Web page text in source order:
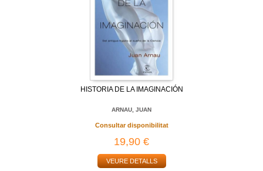
HISTORIA DE LA IMAGINACIÓN
ARNAU, JUAN
Consultar disponibilitat
19,90 €
VEURE DETALLS